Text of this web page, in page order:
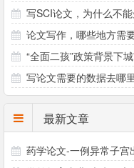
制研究 ——以大别山村为
写SCI论文，为什么不
接投稿？
论文写作，哪些地方需
哪些注意事项？
“全面二孩”政策背景下
差异研究
写论文需要的数据去哪
最新文章
药学论文-一例异常子